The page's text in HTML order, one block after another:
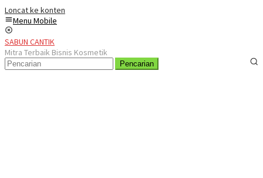
Loncat ke konten
Menu Mobile
SABUN CANTIK
Mitra Terbaik Bisnis Kosmetik
Pencarian